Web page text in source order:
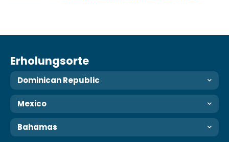
Erholungsorte
Dominican Republic
Mexico
Bahamas